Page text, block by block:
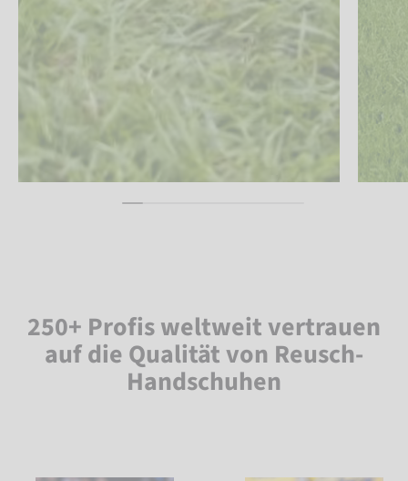
250+ Profis weltweit vertrauen
auf die Qualität von Reusch-
Handschuhen